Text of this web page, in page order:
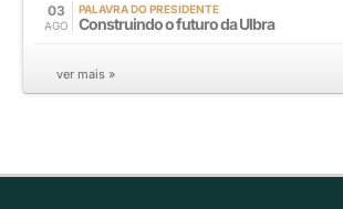
03
AGO
PALAVRA DO PRESIDENTE
Construindo o futuro da Ulbra
ver mais »